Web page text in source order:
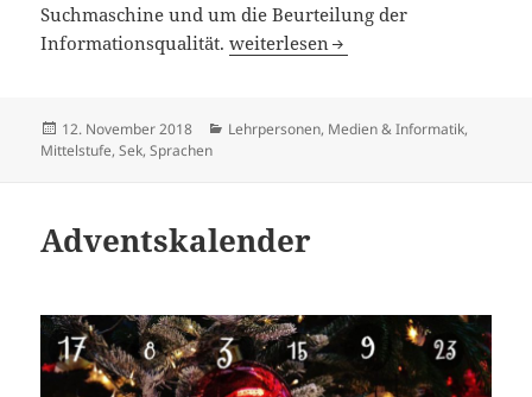
Suchmaschine und um die Beurteilung der
Informationsqualität.Wer sucht, der findet
weiterlesen
Veröffentlicht
am
12. November 2018 Kategorien
Lehrpersonen, Medien & Informatik,
Mittelstufe,Sek,Sprachen
Adventskalender